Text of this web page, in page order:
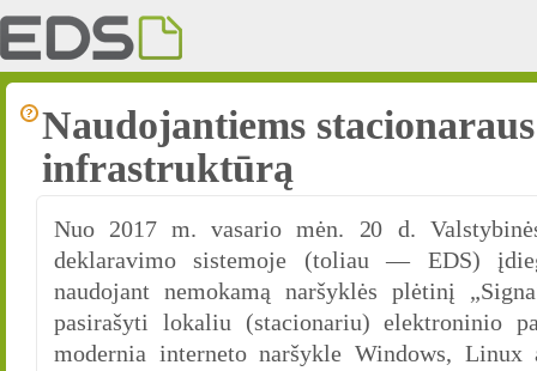
Naudojantiems
infrastruktūrą
Nuo 2017 m. vasario mėn. 20 d.
deklaravimo sistemoje (toliau — EDS)
naudojant nemokamą naršyklės plėtinį
pasirašyti lokaliu (stacionariu) elektroninio
modernia interneto naršykle Windows, Linux